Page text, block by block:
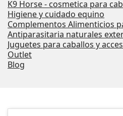
K9 Horse - cosmetica para
Higiene y cuidado equino
Complementos Alimenticios
Antiparasitaria naturales
Juguetes para caballos y
Outlet
Blog